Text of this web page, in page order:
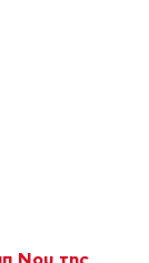
Νου της